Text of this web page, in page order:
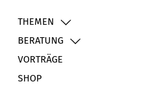
THEMEN
BERATUNG
VORTRÄGE
SHOP